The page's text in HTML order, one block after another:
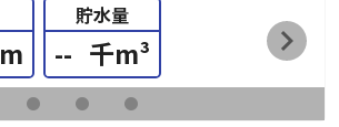
m
貯水量
-- 千m³ chevron_right
fiber_manual_record fiber_manual_record fiber_manual_record